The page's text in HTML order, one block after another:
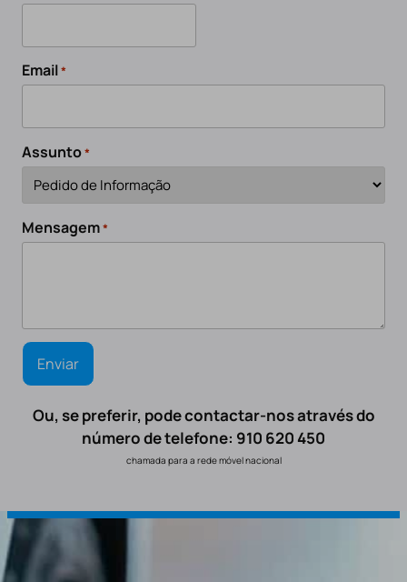
Email*
Assunto*
Mensagem*
Ou, se preferir, pode contactar-nos através do
número de telefone: 910 620 450
chamada para a rede móvel nacional